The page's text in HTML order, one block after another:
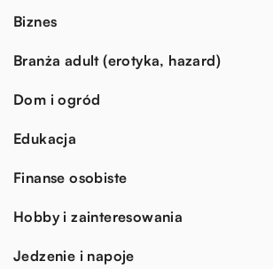
Biznes
Branża adult (erotyka, hazard)
Dom i ogród
Edukacja
Finanse osobiste
Hobby i zainteresowania
Jedzenie i napoje